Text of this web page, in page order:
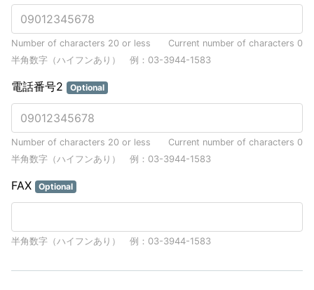
Number of characters 20 or less Current number of characters 0
半角数字（ハイフンあり） 例：03-3944-1583
電話番号2 Optional
Number of characters 20 or less Current number of characters 0
半角数字（ハイフンあり） 例：03-3944-1583
FAX Optional
半角数字（ハイフンあり） 例：03-3944-1583